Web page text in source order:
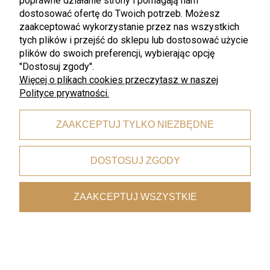
WMF - STYLE LIGHTS Geo Rose
talerz obiadowy 26 cm.
72,00 zł
96,00 zł
Najniższa cena:72,00 zł
WMF - STYLE LIGHTS Geo
Green kubek miseczka do dipów
sosów 9 cm
36,00 zł 48,00 zł
Najniższa cena:36,00 zł
dostosować ofertę do Twoich potrzeb. Możesz
zaakceptować wykorzystanie przez nas wszystkich
tych plików i przejść do sklepu lub dostosować użycie
plików do swoich preferencji, wybierając opcję
"Dostosuj zgody".
Więcej o plikach cookies przeczytasz w naszej
Polityce prywatności.
ZAAKCEPTUJ TYLKO NIEZBĘDNE
DOSTOSUJ ZGODY
ZAAKCEPTUJ WSZYSTKIE